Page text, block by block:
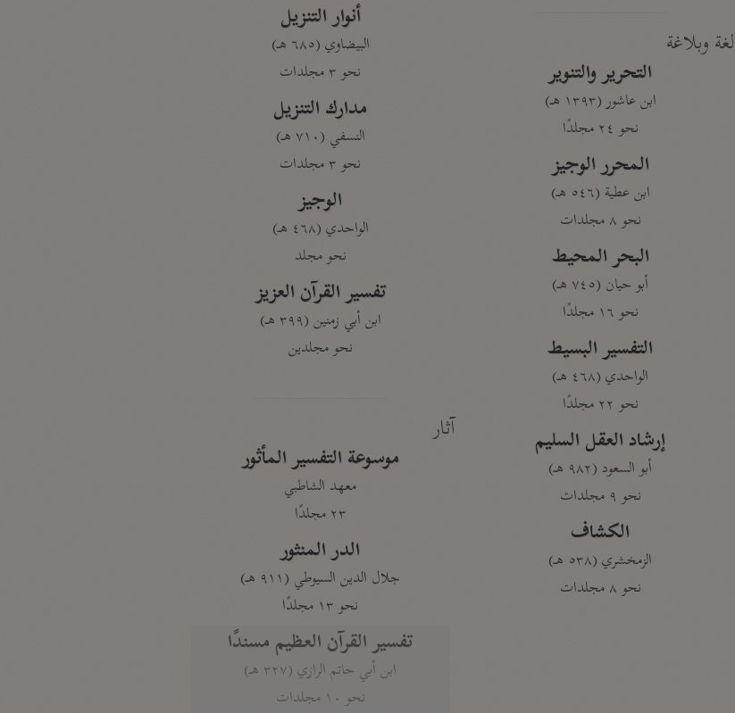
لغة وبلاغة
التحرير والتنوير
ابن عاشور (١٣٩٣ هـ)
نحو ٢٤ مجلدًا
المحرر الوجيز
ابن عطية (٥٤٦ هـ)
نحو ٨ مجلدات
البحر المحيط
أبو حيان (٧٤٥ هـ)
نحو ١٦ مجلدًا
التفسير البسيط
الواحدي (٤٦٨ هـ)
نحو ٢٢ مجلدًا
إرشاد العقل السليم
أبو السعود (٩٨٢ هـ)
نحو ٩ مجلدات
الكشاف
الزمخشري (٥٣٨ هـ)
نحو ٨ مجلدات
أنوار التنزيل
البيضاوي (٦٨٥ هـ)
نحو ٣ مجلدات
مدارك التنزيل
النسفي (٧١٠ هـ)
نحو ٣ مجلدات
الوجيز
الواحدي (٤٦٨ هـ)
نحو مجلد
تفسير القرآن العزيز
ابن أبي زمنين (٣٩٩ هـ)
نحو مجلدين
آثار
موسوعة التفسير المأثور
معهد الشاطبي
٢٣ مجلدًا
الدر المنثور
جلال الدين السيوطي (٩١١ هـ)
نحو ١٣ مجلدًا
تفسير القرآن العظيم مسندًا
ابن أبي حاتم الرازي (٣٢٧ هـ)
نحو ١٠ مجلدات